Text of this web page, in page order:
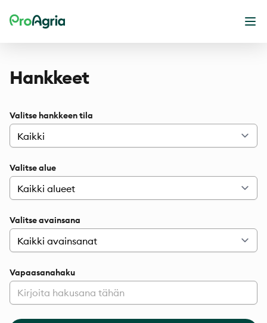
ProAgria
Hankkeet
Valitse hankkeen tila
Valitse alue
Valitse avainsana
Vapaasanahaku